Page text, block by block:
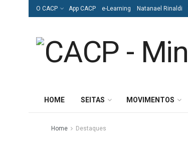
O CACP App CACP e-Learning Natanael Rinaldi
HOME SEITAS MOVIMENTOS
Home Destaques